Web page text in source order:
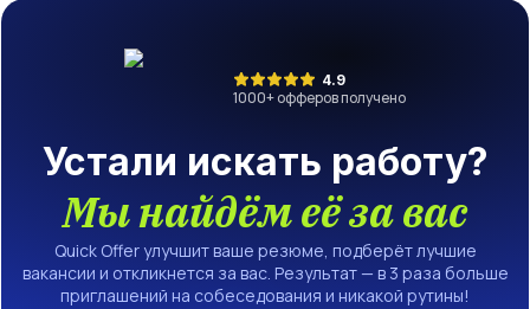
4.9
1000+ офферов получено
Устали искать работу?
Мы найдём её за вас
Quick Offer улучшит ваше резюме, подберёт лучшие
вакансии и откликнется за вас. Результат — в 3 раза больше
приглашений на собеседования и никакой рутины!